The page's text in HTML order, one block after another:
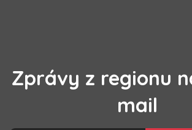
Zprávy z regionu
mail